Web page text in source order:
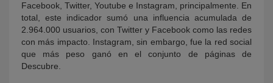
Facebook, Twitter, Youtube e Instagram, principalmente. En
total, este indicador sumó una influencia acumulada de
2.964.000 usuarios, con Twitter y Facebook como las redes
con más impacto. Instagram, sin embargo, fue la red social
que más peso ganó en el conjunto de páginas de
Descubre.